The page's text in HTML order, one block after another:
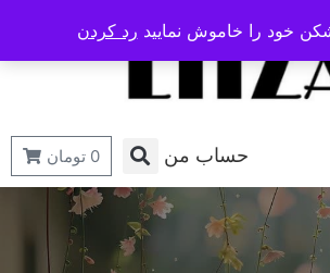
حساب من 0 تومان
خود را خاموش نمایید رد کردن